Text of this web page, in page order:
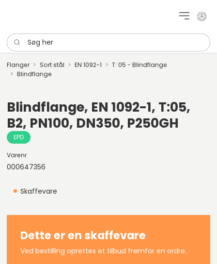
Mit
Søg her
Flanger Sort stål EN 1092-1
T: 05 - Blindflange
Blindflange
Blindflange, EN 1092-1, T:05,
B2, PN100, DN350, P250GH
EPD
Varenr.
000647356
Skaffevare
Dette er en skaffevare
Ved bestilling oprettes et tilbud fremfor en ordre.